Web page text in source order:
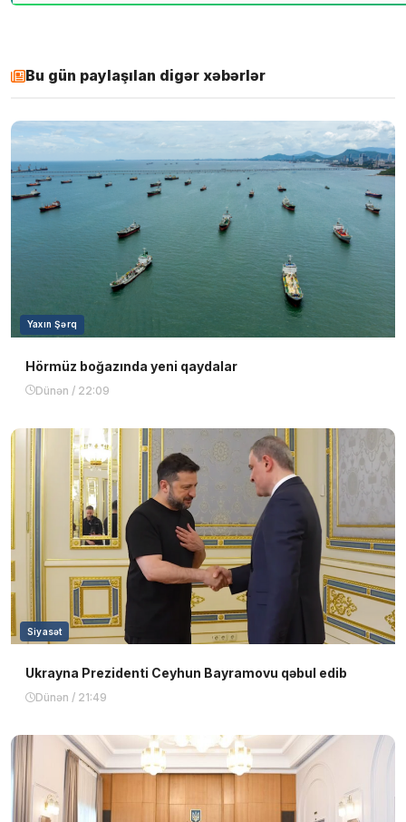
Bu gün paylaşılan digər xəbərlər
Yaxın Şərq
Hörmüz boğazında yeni qaydalar
Dünən / 22:09
Siyasət
Ukrayna Prezidenti Ceyhun Bayramovu qəbul edib
Dünən / 21:49